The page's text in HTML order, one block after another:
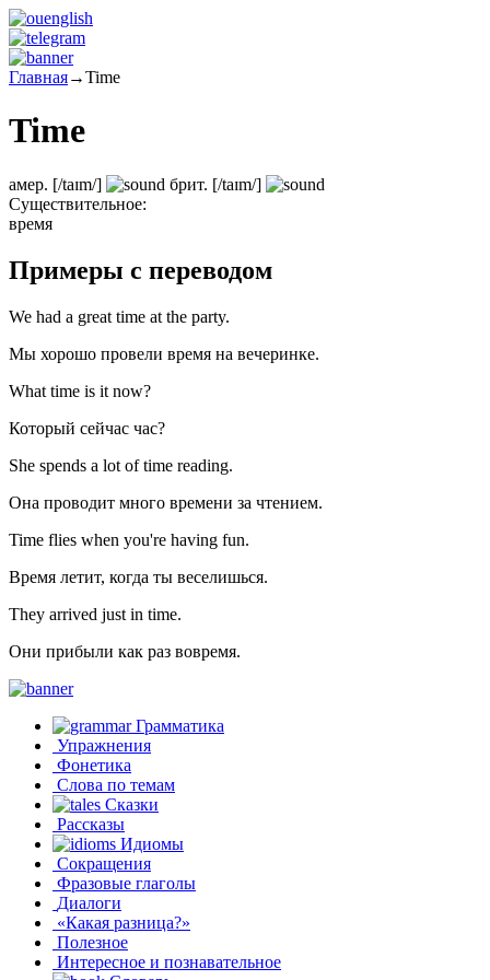
Главная→Time
Time
амер. [/taɪm/] брит. [/taɪm/]
Существительное:
время
Примеры с переводом
We had a great time at the party.
Мы хорошо провели время на вечеринке.
What time is it now?
Который сейчас час?
She spends a lot of time reading.
Она проводит много времени за чтением.
Time flies when you're having fun.
Время летит, когда ты веселишься.
They arrived just in time.
Они прибыли как раз вовремя.
Грамматика
Упражнения
Фонетика
Слова по темам
Сказки
Рассказы
Идиомы
Сокращения
Фразовые глаголы
Диалоги
«Какая разница?»
Полезное
Интересное и познавательное